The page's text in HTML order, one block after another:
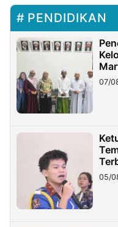
PENDIDIKAN
07/
05/